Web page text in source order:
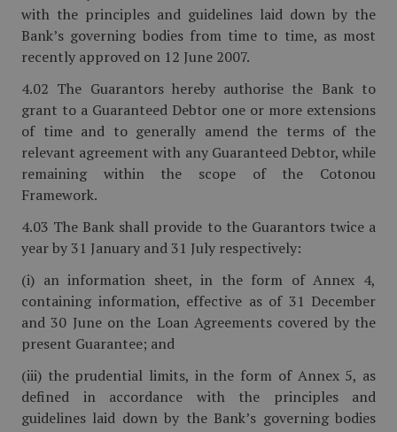
with the principles and guidelines laid down by the
Bank’s governing bodies from time to time, as most
recently approved on 12 June 2007.
4.02 The Guarantors hereby authorise the Bank to
grant to a Guaranteed Debtor one or more extensions
of time and to generally amend the terms of the
relevant agreement with any Guaranteed Debtor, while
remaining within the scope of the Cotonou
Framework.
4.03 The Bank shall provide to the Guarantors twice a
year by 31 January and 31 July respectively:
(i) an information sheet, in the form of Annex 4,
containing information, effective as of 31 December
and 30 June on the Loan Agreements covered by the
present Guarantee; and
(iii) the prudential limits, in the form of Annex 5, as
defined in accordance with the principles and
guidelines laid down by the Bank’s governing bodies